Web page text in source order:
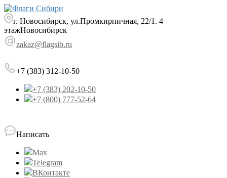
г. Новосибирск, ул.Промкирпичная, 22/1. 4
этажНовосибирск
zakaz@flagsib.ru
+7 (383) 312-10-50
+7 (383) 202-10-50
+7 (800) 777-52-64
Написать
Max
Telegram
ВКонтакте